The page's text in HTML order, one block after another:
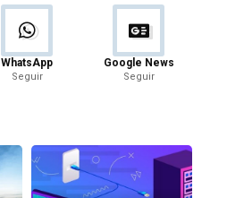
WhatsApp
Seguir
Google News
Seguir